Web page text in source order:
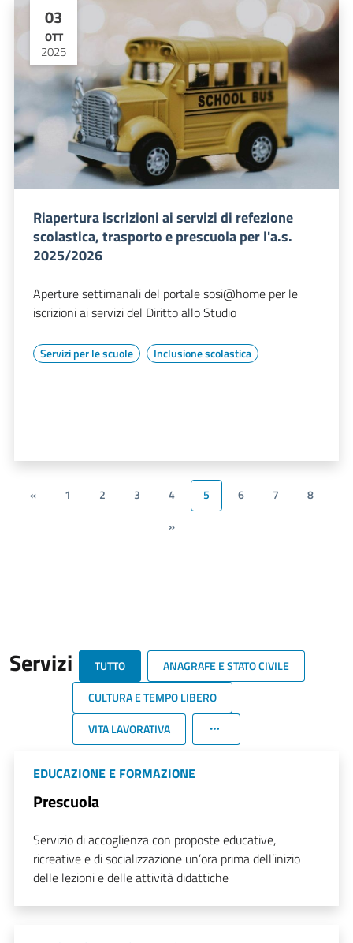
03
OTT
2025
Riapertura iscrizioni ai servizi di refezione
scolastica, trasporto e prescuola per l'a.s.
2025/2026
Aperture settimanali del portale sosi@home per le
iscrizioni ai servizi del Diritto allo Studio
Servizi per le scuole Inclusione scolastica
« 1 2 3 4 5 6 7
8
»
Servizi TUTTO
ANAGRAFE E STATO CIVILE
CULTURA E TEMPO LIBERO
VITA LAVORATIVA
EDUCAZIONE E FORMAZIONE
Prescuola
Servizio di accoglienza con proposte educative,
ricreative e di socializzazione un’ora prima dell’inizio
delle lezioni e delle attività didattiche